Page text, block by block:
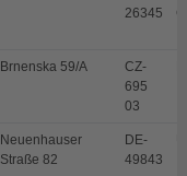
26345
Brnenska 59/A
CZ-
695
03
Neuenhauser
Straße 82
DE-
49843